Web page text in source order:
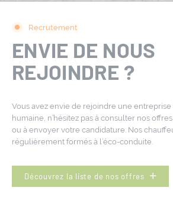
Recrutement
ENVIE DE NOUS
REJOINDRE ?
Vous avez envie de rejoindre une entreprise
humaine, n’hésitez pas à consulter nos
ou à envoyer votre candidature. Nos
régulièrement formés à l’éco-conduite.
Découvrez la liste de nos offres